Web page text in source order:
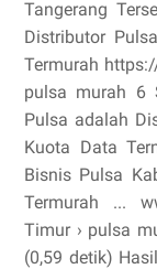
Tangerang
Distributor
Termurah
pulsa murah 6
Pulsa adalah
Kuota Data
Bisnis Pulsa
Termurah ...
Timur › pulsa
(0,59 detik)